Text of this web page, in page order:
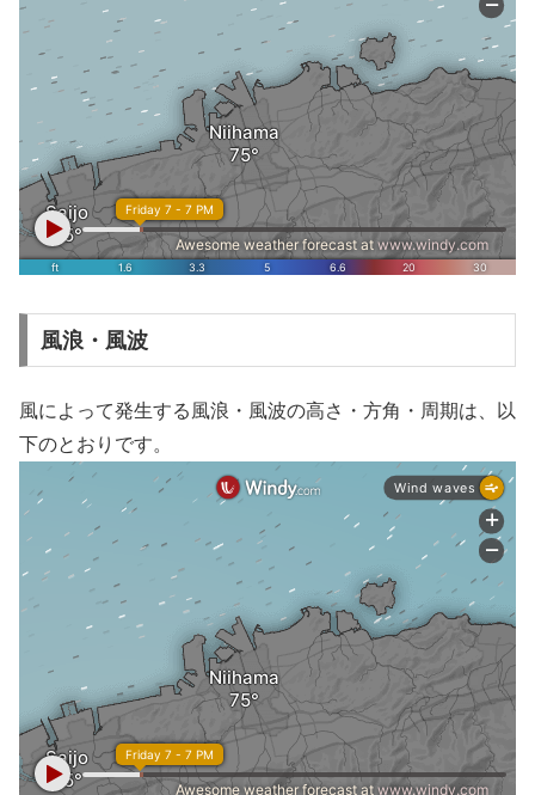
風浪・風波
風によって発生する風浪・風波の高さ・方角・周期は、以
下のとおりです。